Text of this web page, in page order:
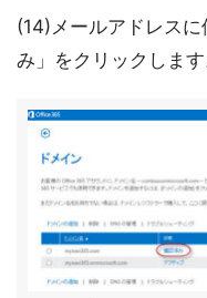
(14)メールアドレス
み」をクリックします